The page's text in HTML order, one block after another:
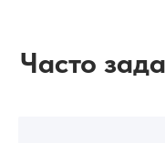
Часто